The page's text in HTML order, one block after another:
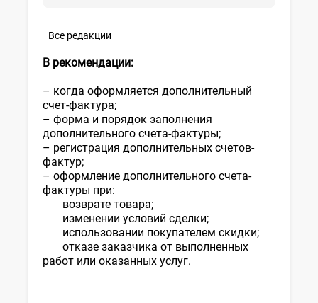
Все редакции
В рекомендации:
– когда оформляется дополнительный
счет-фактура;
– форма и порядок заполнения
дополнительного счета-фактуры;
– регистрация дополнительных счетов-
фактур;
– оформление дополнительного счета-
фактуры при:
возврате товара;
изменении условий сделки;
использовании покупателем скидки;
отказе заказчика от выполненных
работ или оказанных услуг.